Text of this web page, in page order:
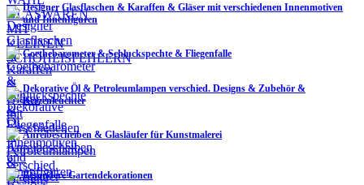
Designer Glasflaschen & Karaffen & Gläser mit verschiedenen Innenmotiven
und Innenfiguren
Goethebarometer & Schluckspechte & Fliegenfalle
Dekorative Öl & Petroleumlampen verschied. Designs & Zubehör &
Kerzenleuchter
Anreibescheiben & Glasläufer für Kunstmalerei
Besondere Gartendekorationen